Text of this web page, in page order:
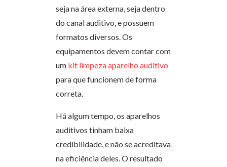
seja na área externa, seja dentro
do canal auditivo, e possuem
formatos diversos. Os
equipamentos devem contar com
um kit limpeza aparelho auditivo
para que funcionem de forma
correta.
Há algum tempo, os aparelhos
auditivos tinham baixa
credibilidade, e não se acreditava
na eficiência deles. O resultado